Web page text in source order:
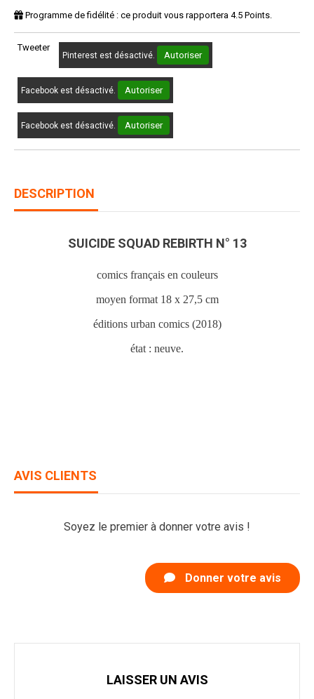
Programme de fidélité : ce produit vous rapportera 4.5 Points.
Tweeter
Pinterest est désactivé. Autoriser
Facebook est désactivé. Autoriser
Facebook est désactivé. Autoriser
DESCRIPTION
SUICIDE SQUAD REBIRTH N° 13
comics français en couleurs
moyen format 18 x 27,5 cm
éditions urban comics (2018)
état : neuve.
AVIS CLIENTS
Soyez le premier à donner votre avis !
Donner votre avis
LAISSER UN AVIS